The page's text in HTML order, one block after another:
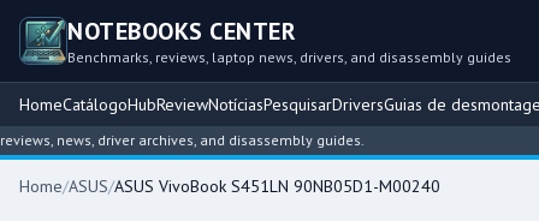
NOTEBOOKS CENTER
Benchmarks, reviews, laptop news, drivers, and disassembly guides
HomeCatálogoHubReviewNotíciasPesquisarDriversGuias de
news, driver archives, and disassembly guides.
Home/ASUS/ASUS VivoBook S451LN 90NB05D1-M00240